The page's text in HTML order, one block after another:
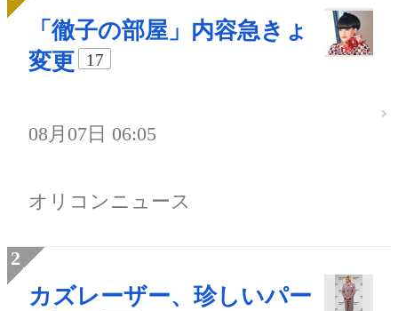
「徹子の部屋」内容急きょ
変更
17
08月07日 06:05
オリコンニュース
カズレーザー、珍しいパー